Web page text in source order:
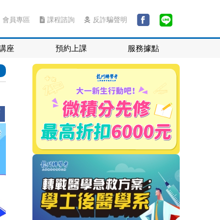
會員專區 課程諮詢 反詐騙聲明
座 預約上課 服務據點